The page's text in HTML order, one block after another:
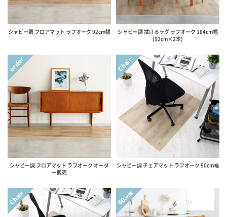
シャビー調 フロアマット ラフオーク 92cm幅
シャビー調 拭けるラグ ラフオーク 184cm幅
(92cm×2本)
order
シャビー調 フロアマット ラフオーク オーダ
ー販売
Chair
シャビー調 チェアマット ラフオーク 90cm幅
Chair 60cm幅